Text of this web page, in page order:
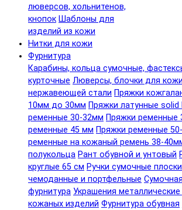
люверсов, хольнитенов,
кнопок Шаблоны для
изделий из кожи
Нитки для кожи
Фурнитура
Карабины, кольца сумочные,
курточные Люверсы, блочки для кожи
нержавеющей стали Пряжки
10мм до 30мм Пряжки латунные solid
ременные 30-32мм Пряжки ременные
ременные 45 мм Пряжки ременные
ременные на кожаный ремень 38-
полукольца Рант обувной и унтовый
круглые 65 см Ручки сумочные
чемоданные и портфельные
фурнитура Украшения
кожаных изделий Фурнитура обувная